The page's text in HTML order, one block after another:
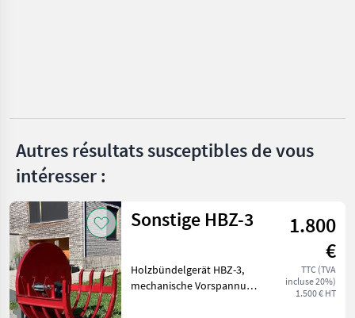
Vogesenblitz
Lancman
tous
les 39
Autres résultats susceptibles de vous
intéresser :
Sonstige HBZ-3
1.800
€
TTC (TVA
incluse 20%)
1.500 € HT
Holzbündelgerät HBZ-3,
mechanische Vorspannung,